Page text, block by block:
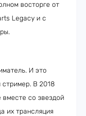
восторге от
Legacy и с
И это
В 2018
вместе со звездой
их трансляция